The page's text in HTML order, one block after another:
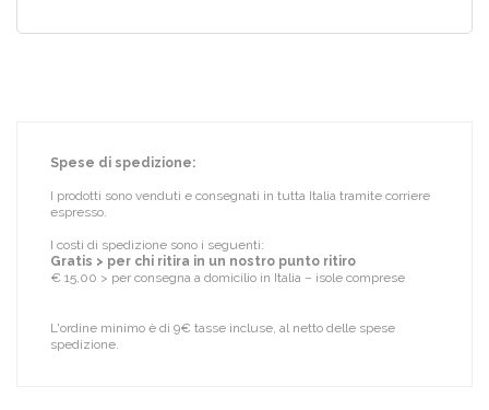
Spese di spedizione:
I prodotti sono venduti e consegnati in tutta Italia tramite corriere
espresso.
I costi di spedizione sono i seguenti:
Gratis > per chi ritira in un nostro punto ritiro
€ 15,00 > per consegna a domicilio in Italia – isole comprese
L'ordine minimo è di 9€ tasse incluse, al netto delle spese
spedizione.